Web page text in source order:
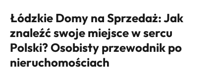
Łódzkie Domy na Sprzedaż: Jak
znaleźć swoje miejsce w sercu
Polski? Osobisty przewodnik po
nieruchomościach